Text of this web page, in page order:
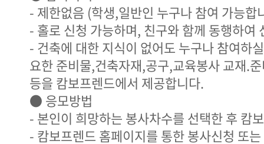
- 제한없음 (학생,일반인 누구나 참여 가능합
- 홀로 신청 가능하며, 친구와 함께 동행하여
- 건축에 대한 지식이 없어도 누구나 참여하
요한 준비물,건축자재,공구,교육봉사 교재.
등을 캄보프렌드에서 제공합니다.
● 응모방법
- 본인이 희망하는 봉사차수를 선택한 후 캄
- 캄보프렌드 홈페이지를 통한 봉사신청 또